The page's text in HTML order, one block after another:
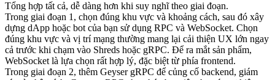
Tổng hợp tất cả, dễ dàng hơn khi suy nghĩ theo giai đoạn.
Trong giai đoạn 1, chọn đúng khu vực và khoảng cách, sau đó xây
dựng dApp hoặc bot của bạn sử dụng RPC và WebSocket. Chọn
đúng khu vực và vị trí mạng thường mang lại cải thiện UX lớn ngay
cả trước khi chạm vào Shreds hoặc gRPC. Để ra mắt sản phẩm,
WebSocket là lựa chọn rất hợp lý, đặc biệt từ phía frontend.
Trong giai đoạn 2, thêm Geyser gRPC để củng cố backend, giám